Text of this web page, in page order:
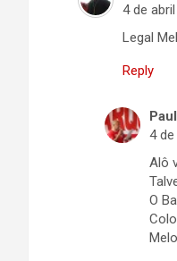
4 de
Legal
Reply
4
Alô
O
Melo